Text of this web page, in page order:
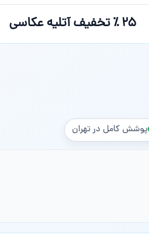
۲۵ ٪ تخفیف آتلیه عکاسی
پوشش کامل در تهران